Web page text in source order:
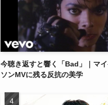
今聴き返すと響く「Bad」｜マ
ソンMVに残る反抗の美学